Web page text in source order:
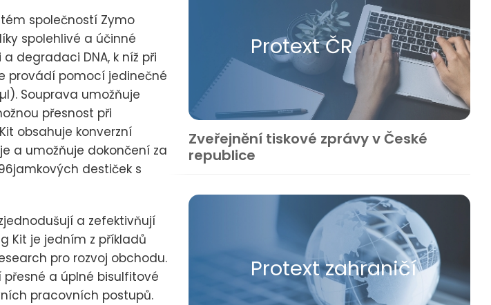
společností Zymo
spolehlivé a účinné
degradaci DNA, k níž při
provádí pomocí jedinečné
Souprava umožňuje
přesnost při
obsahuje konverzní
a umožňuje dokončení za
destiček s
a zefektivňují
Kit je jedním z příkladů
pro rozvoj obchodu.
a úplné bisulfitové
pracovních postupů.
Protext ČR
Zveřejnění tiskové zprávy v České
republice
Protext zahraničí